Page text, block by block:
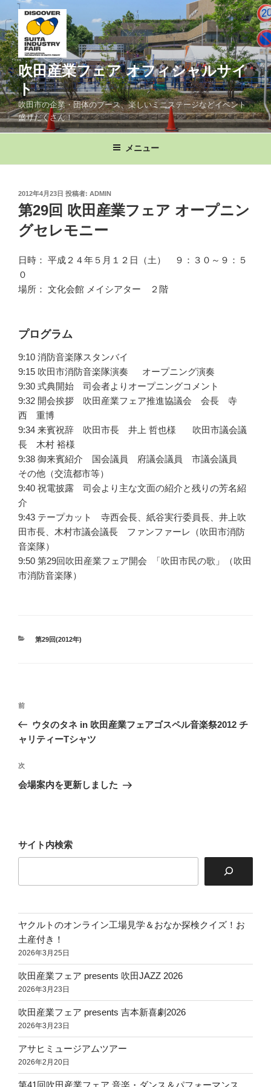
ン
テ
ン
ツ
へ
ス
キ
ッ
吹田産業フェア オフィシャルサイ
ト
吹田市の企業・団体のブース、楽しいミニステージなどイベント
盛りだくさん！
メニュー
投
稿
日:
2012年4月23日 投稿者: ADMIN
第29回 吹田産業フェア オープニン
グセレモニー
日時： 平成２４年５月１２日（土） ９：３０～９：５
０
場所： 文化会館 メイシアター ２階
プログラム
9:10 消防音楽隊スタンバイ
9:15 吹田市消防音楽隊演奏 オープニング演奏
9:30 式典開始 司会者よりオープニングコメント
9:32 開会挨拶 吹田産業フェア推進協議会 会長 寺
西 重博
9:34 来賓祝辞 吹田市長 井上 哲也様 吹田市議会議
長 木村 裕様
9:38 御来賓紹介 国会議員 府議会議員 市議会議員
その他（交流都市等）
9:40 祝電披露 司会より主な文面の紹介と残りの芳名紹
介
9:43 テープカット 寺西会長、紙谷実行委員長、井上吹
田市長、木村市議会議長 ファンファーレ（吹田市消防
音楽隊）
9:50 第29回吹田産業フェア開会 「吹田市民の歌」（吹田
市消防音楽隊）
カ
第29回(2012年)
投
ナ
ゲ
ー
前
の
投
前
ウタのタネ in 吹田産業フェアゴスペル音楽祭2012 チ
ャリティーTシャツ
次
の
次
会場案内を更新しました
サイト内検索
ヤクルトのオンライン工場見学＆おなか探検クイズ！お
土産付き！
2026年3月25日
吹田産業フェア presents 吹田JAZZ 2026
2026年3月23日
吹田産業フェア presents 吉本新喜劇2026
2026年3月23日
アサヒミュージアムツアー
2026年2月20日